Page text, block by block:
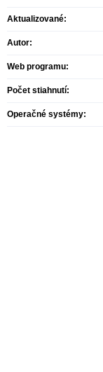
Aktualizované:
Autor:
Web programu:
Počet stiahnutí:
Operačné systémy: